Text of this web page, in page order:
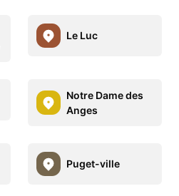
Le Luc
Notre Dame des
Anges
Puget-ville